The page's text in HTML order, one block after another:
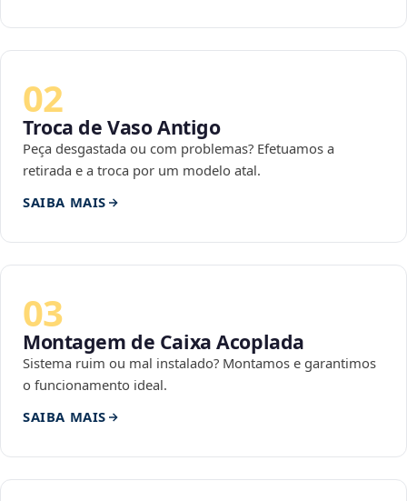
02
Troca de Vaso Antigo
Peça desgastada ou com problemas? Efetuamos a
retirada e a troca por um modelo atal.
SAIBA MAIS
03
Montagem de Caixa Acoplada
Sistema ruim ou mal instalado? Montamos e garantimos
o funcionamento ideal.
SAIBA MAIS